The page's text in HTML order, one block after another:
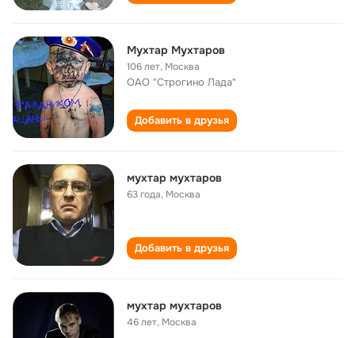
Мухтар Мухтаров
106 лет, Москва
ОАО "Строгино Лада"
Добавить в друзья
мухтар мухтаров
63 года, Москва
Добавить в друзья
мухтар мухтаров
46 лет, Москва